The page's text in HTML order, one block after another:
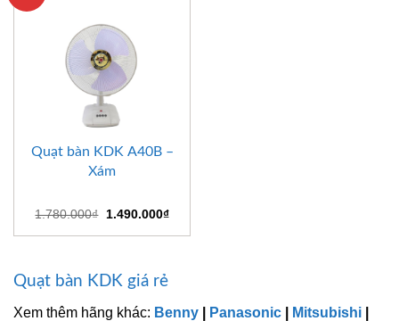
Quạt bàn KDK A40B –
Xám
1.780.000₫
Giá
là:
1.490.000₫Giá
tại
Quạt bàn KDK giá rẻ
Xem thêm hãng khác: Benny Panasonic Mitsubishi